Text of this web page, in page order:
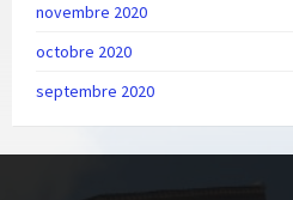
novembre 2020
octobre 2020
septembre 2020